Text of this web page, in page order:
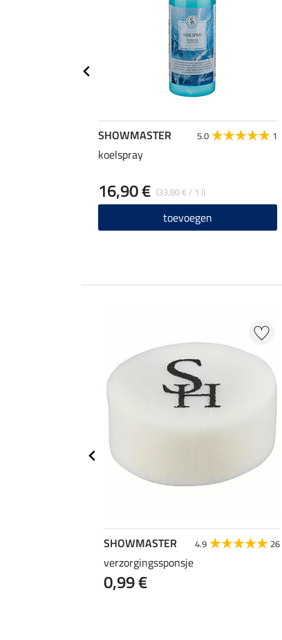
SHOWMASTER 5.0 1
koelspray
(33,80 € / 1 l)
16,90 €
toevoegen
SHOWMASTER 4.9 26
verzorgingssponsje
0,99 €